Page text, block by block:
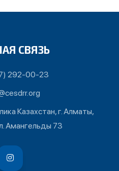
СВЯЗЬ
292-00-23
Казахстан, г. Алматы,
Амангельды 73